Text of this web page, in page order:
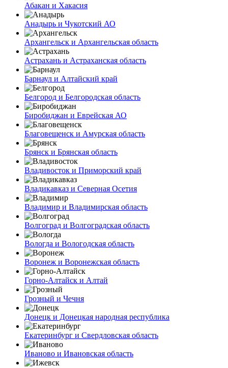
Абакан и Хакасия
Анадырь и Чукотский АО
Архангельск и Архангельская область
Астрахань и Астраханская область
Барнаул и Алтайский край
Белгород и Белгородская область
Биробиджан и Еврейская АО
Благовещенск и Амурская область
Брянск и Брянская область
Владивосток и Приморский край
Владикавказ и Северная Осетия
Владимир и Владимирская область
Волгоград и Волгоградская область
Вологда и Вологодская область
Воронеж и Воронежская область
Горно-Алтайск и Алтай
Грозный и Чечня
Донецк и Донецкая народная республика
Екатеринбург и Свердловская область
Иваново и Ивановская область